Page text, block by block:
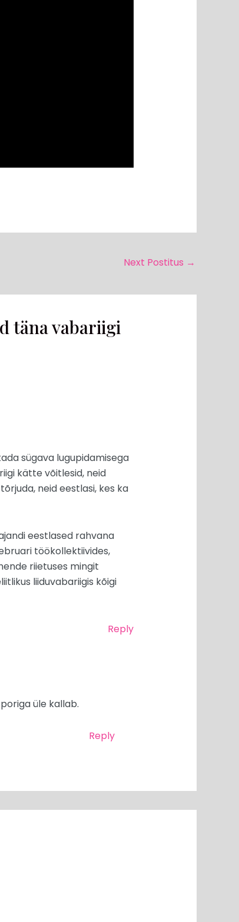
Next Postitus →
täna vabariigi
sügava lugupidamisega
kätte võitlesid, neid
neid eestlasi, kes ka
eestlased rahvana
töökollektiivides,
riietuses mingit
liiduvabariigis kõigi
Reply
üle kallab.
Reply